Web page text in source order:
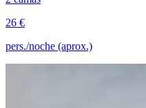
26 €
pers./noche (aprox.)